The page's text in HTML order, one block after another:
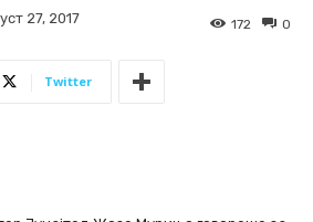
27, 2017 0
172
Twitter